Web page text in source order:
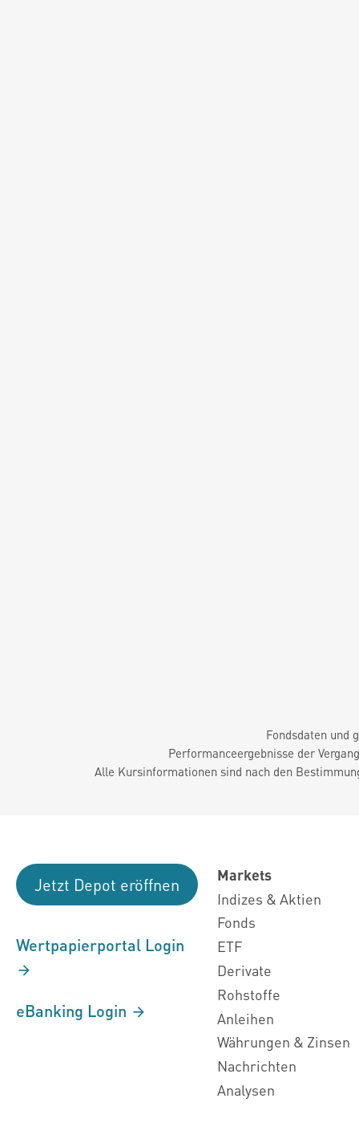
Fondsdaten und
Performanceergebnisse der
Alle Kursinformationen sind nach den
Jetzt Depot eröffnen
Wertpapierportal Login
eBanking Login
Markets
Indizes & Aktien
Fonds
ETF
Derivate
Rohstoffe
Anleihen
Währungen & Zinsen
Nachrichten
Analysen